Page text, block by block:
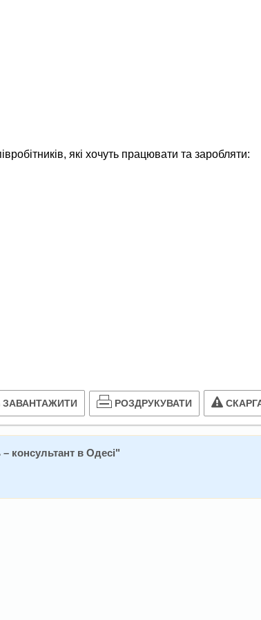
які хочуть працювати та заробляти:
ЗАВАНТАЖИТИ РОЗДРУКУВАТИ
консультант в Одесі"